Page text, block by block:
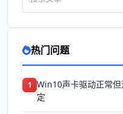
热门问题
1 Win10声卡驱动正常
定